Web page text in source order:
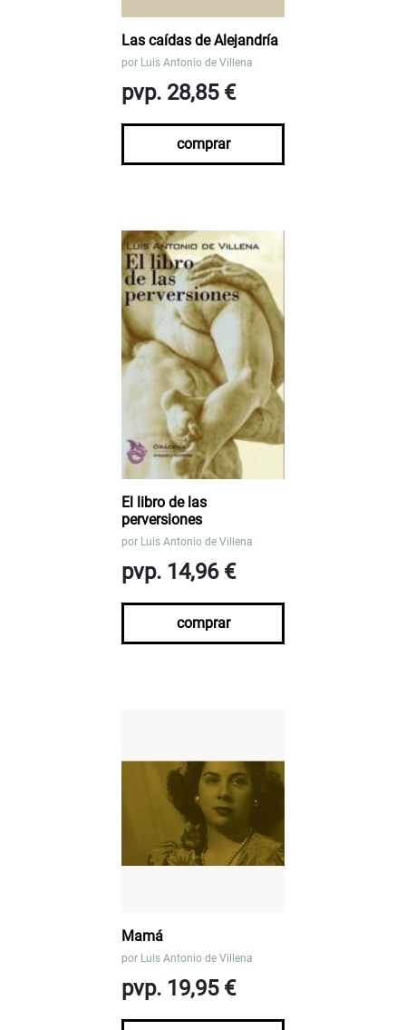
Las caídas de Alejandría
por Luis Antonio de Villena
pvp. 28,85 €
comprar
El libro de las
perversiones
por Luis Antonio de Villena
pvp. 14,96 €
comprar
Mamá
por Luis Antonio de Villena
pvp. 19,95 €